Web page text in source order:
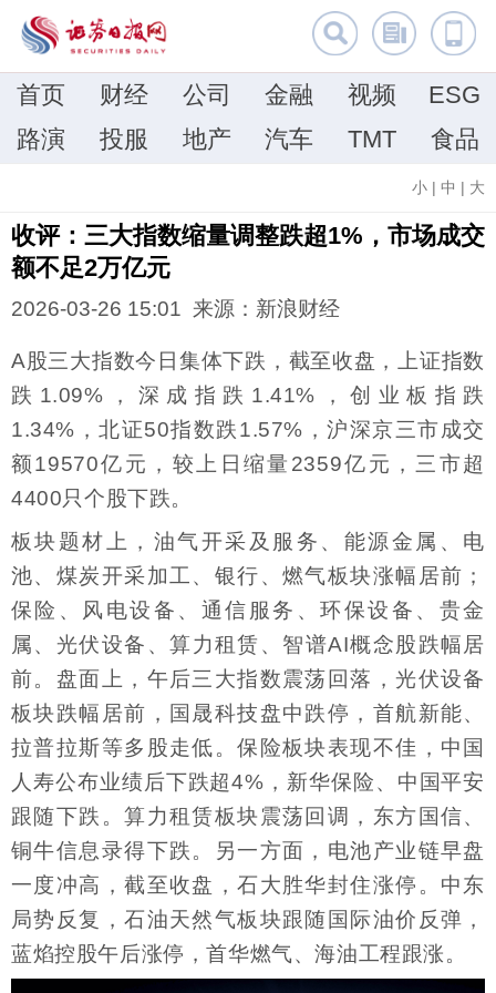
首页 财经 公司 金融 视频
ESG
路演
投服 地产 汽车 TMT 食品
小 | 中 | 大
收评：三大指数缩量调整跌超1%，市场成交
额不足2万亿元
2026-03-26 15:01 来源： 新浪财经
A股三大指数今日集体下跌，截至收盘，上证指数
跌1.09%，深成指跌1.41%，创业板指跌
1.34%，北证50指数跌1.57%，沪深京三市成交
额19570亿元，较上日缩量2359亿元，三市超
4400只个股下跌。
板块题材上，油气开采及服务、能源金属、电
池、煤炭开采加工、银行、燃气板块涨幅居前；
保险、风电设备、通信服务、环保设备、贵金
属、光伏设备、算力租赁、智谱AI概念股跌幅居
前。盘面上，午后三大指数震荡回落，光伏设备
板块跌幅居前，国晟科技盘中跌停，首航新能、
拉普拉斯等多股走低。保险板块表现不佳，中国
人寿公布业绩后下跌超4%，新华保险、中国平安
跟随下跌。算力租赁板块震荡回调，东方国信、
铜牛信息录得下跌。另一方面，电池产业链早盘
一度冲高，截至收盘，石大胜华封住涨停。中东
局势反复，石油天然气板块跟随国际油价反弹，
蓝焰控股午后涨停，首华燃气、海油工程跟涨。